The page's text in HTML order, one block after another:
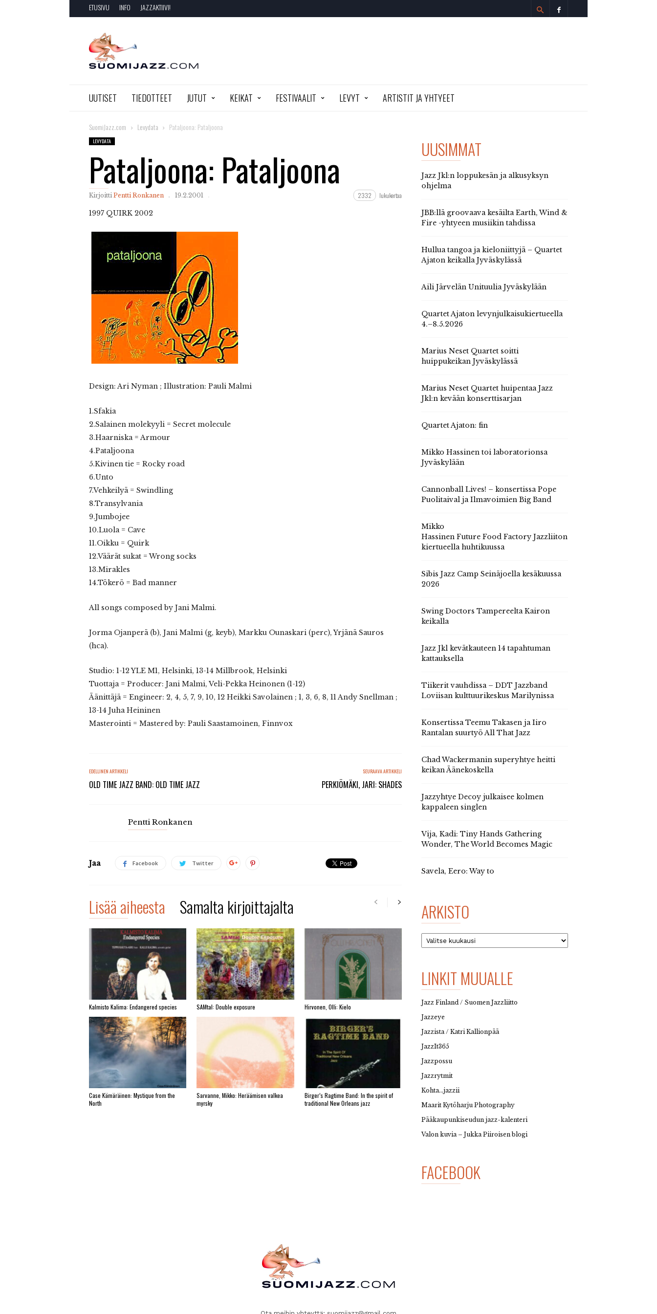
ETUSIVU INFO JAZZAKTIIVI!
SuomiJazz.com
UUTISET TIEDOTTEET JUTUT KEIKAT FESTIVAALIT LEVYT ARTISTIT JA YHTYEET
SuomiJazz.com Levydata Pataljoona: Pataljoona
LEVYDATA
Pataljoona: Pataljoona
Kirjoitti Pentti Ronkanen 19.2.2001 2332 lukukertaa
1997 QUIRK 2002
Design: Ari Nyman ; Illustration: Pauli Malmi
1.Sfakia
2.Salainen molekyyli = Secret molecule
3.Haarniska = Armour
4.Pataljoona
5.Kivinen tie = Rocky road
6.Unto
7.Vehkeilyä = Swindling
8.Transylvania
9.Jumbojee
10.Luola = Cave
11.Oikku = Quirk
12.Väärät sukat = Wrong socks
13.Mirakles
14.Tökerö = Bad manner
All songs composed by Jani Malmi.
Jorma Ojanperä (b), Jani Malmi (g, keyb), Markku Ounaskari (perc), Yrjänä Sauros
(hca).
Studio: 1-12 YLE M1, Helsinki, 13-14 Millbrook, Helsinki
Tuottaja = Producer: Jani Malmi, Veli-Pekka Heinonen (1-12)
Äänittäjä = Engineer: 2, 4, 5, 7, 9, 10, 12 Heikki Savolainen ; 1, 3, 6, 8, 11 Andy Snellman ;
13-14 Juha Heininen
Masterointi = Mastered by: Pauli Saastamoinen, Finnvox
EDELLINEN ARTIKKELI
OLD TIME JAZZ BAND: OLD TIME JAZZ
SEURAAVA ARTIKKELI
PERKIÖMÄKI, JARI: SHADES
Pentti Ronkanen
Jaa Facebook Twitter
Lisää aiheesta Samalta kirjoittajalta
Kalmisto Kalima: Endangered species SAMtal: Double exposure Hirvonen, Olli: Kielo
Case Kämäräinen: Mystique from the
North
Sarvanne, Mikko: Heräämisen valkea
myrsky
Birger’s Ragtime Band: In the spirit of
traditional New Orleans jazz
UUSIMMAT
Jazz Jkl:n loppukesän ja alkusyksyn
ohjelma
JBB:llä groovaava kesäilta Earth, Wind &
Fire -yhtyeen musiikin tahdissa
Hullua tangoa ja kieloniittyjä – Quartet
Ajaton keikalla Jyväskylässä
Aili Järvelän Unituulia Jyväskylään
Quartet Ajaton levynjulkaisukiertueella
4.–8.5.2026
Marius Neset Quartet soitti
huippukeikan Jyväskylässä
Marius Neset Quartet huipentaa Jazz
Jkl:n kevään konserttisarjan
Quartet Ajaton: fin
Mikko Hassinen toi laboratorionsa
Jyväskylään
Cannonball Lives! – konsertissa Pope
Puolitaival ja Ilmavoimien Big Band
Mikko
Hassinen Future Food Factory Jazzliiton
kiertueella huhtikuussa
Sibis Jazz Camp Seinäjoella kesäkuussa
2026
Swing Doctors Tampereelta Kairon
keikalla
Jazz Jkl kevätkauteen 14 tapahtuman
kattauksella
Tiikerit vauhdissa – DDT Jazzband
Loviisan kulttuurikeskus Marilynissa
Konsertissa Teemu Takasen ja Iiro
Rantalan suurtyö All That Jazz
Chad Wackermanin superyhtye heitti
keikan Äänekoskella
Jazzyhtye Decoy julkaisee kolmen
kappaleen singlen
Vija, Kadi: Tiny Hands Gathering
Wonder, The World Becomes Magic
Savela, Eero: Way to
ARKISTO
Arkisto
LINKIT MUUALLE
Jazz Finland / Suomen Jazzliitto
Jazzeye
Jazzista / Katri Kallionpää
JazzIt365
Jazzpossu
Jazzrytmit
Kohta…jazzii
Maarit Kytöharju Photography
Pääkaupunkiseudun jazz-kalenteri
Valon kuvia – Jukka Piiroisen blogi
FACEBOOK